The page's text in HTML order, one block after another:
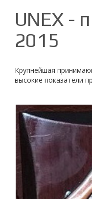
UNEX -
2015
Крупнейшая
высокие показатели